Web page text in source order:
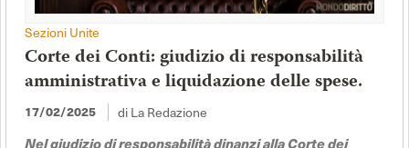
Sezioni Unite
Corte dei Conti: giudizio di responsabilità
amministrativa e liquidazione delle spese.
17/02/2025
di La Redazione
Nel giudizio di responsabilità dinanzi alla Corte dei